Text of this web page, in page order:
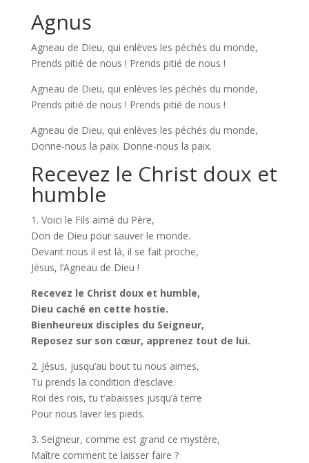
Agnus
Agneau de Dieu, qui enlèves les péchés du monde,
Prends pitié de nous ! Prends pitié de nous !
Agneau de Dieu, qui enlèves les péchés du monde,
Prends pitié de nous ! Prends pitié de nous !
Agneau de Dieu, qui enlèves les péchés du monde,
Donne-nous la paix. Donne-nous la paix.
Recevez le Christ doux et
humble
1. Voici le Fils aimé du Père,
Don de Dieu pour sauver le monde.
Devant nous il est là, il se fait proche,
Jésus, l’Agneau de Dieu !
Recevez le Christ doux et humble,
Dieu caché en cette hostie.
Bienheureux disciples du Seigneur,
Reposez sur son cœur, apprenez tout de lui.
2. Jésus, jusqu’au bout tu nous aimes,
Tu prends la condition d’esclave.
Roi des rois, tu t’abaisses jusqu’à terre
Pour nous laver les pieds.
3. Seigneur, comme est grand ce mystère,
Maître comment te laisser faire ?